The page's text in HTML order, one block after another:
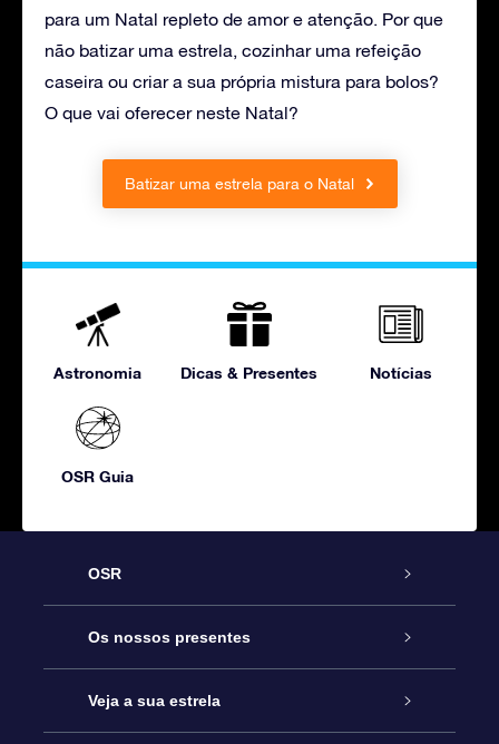
para um Natal repleto de amor e atenção. Por que
não batizar uma estrela, cozinhar uma refeição
caseira ou criar a sua própria mistura para bolos?
O que vai oferecer neste Natal?
Batizar uma estrela para o Natal
Astronomia Dicas & Presentes Notícias
OSR Guia
OSR
Serviço
Contactos
Os nossos presentes
Prenda Star Online
Veja a sua estrela